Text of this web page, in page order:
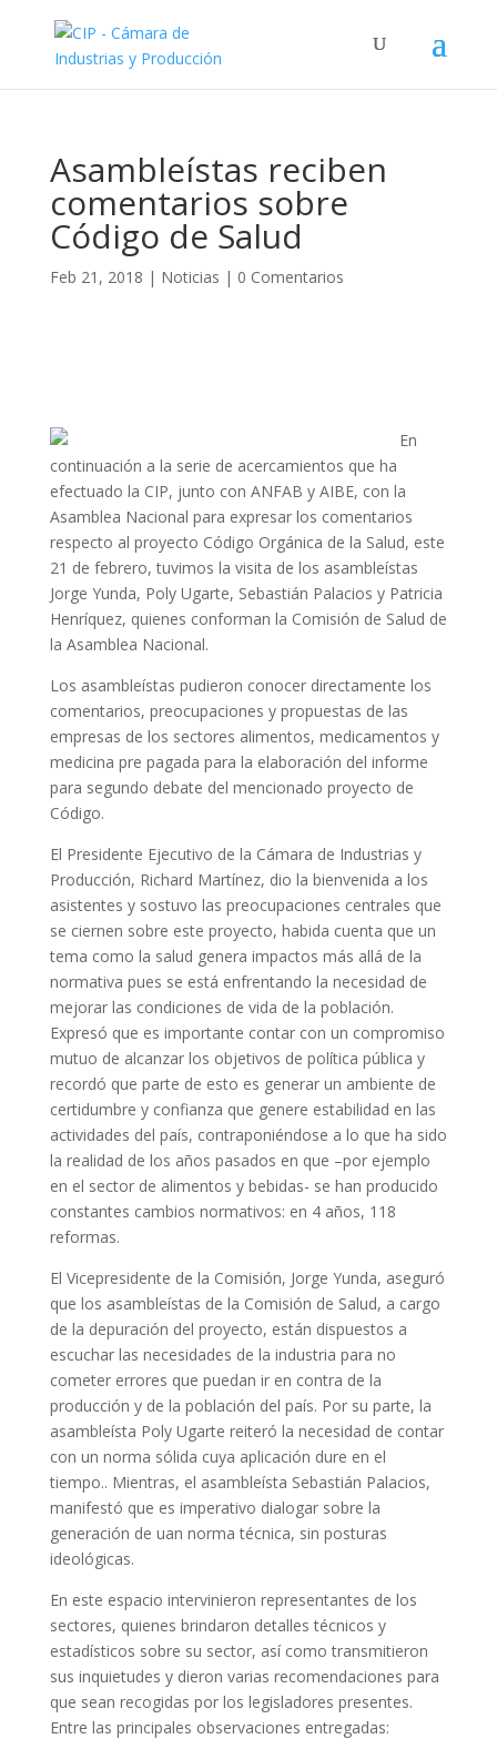
Asambleístas reciben
comentarios sobre
Código de Salud
Feb 21, 2018 | Noticias | 0 Comentarios
En
continuación a la serie de acercamientos que ha
efectuado la CIP, junto con ANFAB y AIBE, con la
Asamblea Nacional para expresar los comentarios
respecto al proyecto Código Orgánica de la Salud, este
21 de febrero, tuvimos la visita de los asambleístas
Jorge Yunda, Poly Ugarte, Sebastián Palacios y Patricia
Henríquez, quienes conforman la Comisión de Salud de
la Asamblea Nacional.
Los asambleístas pudieron conocer directamente los
comentarios, preocupaciones y propuestas de las
empresas de los sectores alimentos, medicamentos y
medicina pre pagada para la elaboración del informe
para segundo debate del mencionado proyecto de
Código.
El Presidente Ejecutivo de la Cámara de Industrias y
Producción, Richard Martínez, dio la bienvenida a los
asistentes y sostuvo las preocupaciones centrales que
se ciernen sobre este proyecto, habida cuenta que un
tema como la salud genera impactos más allá de la
normativa pues se está enfrentando la necesidad de
mejorar las condiciones de vida de la población.
Expresó que es importante contar con un compromiso
mutuo de alcanzar los objetivos de política pública y
recordó que parte de esto es generar un ambiente de
certidumbre y confianza que genere estabilidad en las
actividades del país, contraponiéndose a lo que ha sido
la realidad de los años pasados en que –por ejemplo
en el sector de alimentos y bebidas- se han producido
constantes cambios normativos: en 4 años, 118
reformas.
El Vicepresidente de la Comisión, Jorge Yunda, aseguró
que los asambleístas de la Comisión de Salud, a cargo
de la depuración del proyecto, están dispuestos a
escuchar las necesidades de la industria para no
cometer errores que puedan ir en contra de la
producción y de la población del país. Por su parte, la
asambleísta Poly Ugarte reiteró la necesidad de contar
con un norma sólida cuya aplicación dure en el
tiempo.. Mientras, el asambleísta Sebastián Palacios,
manifestó que es imperativo dialogar sobre la
generación de uan norma técnica, sin posturas
ideológicas.
En este espacio intervinieron representantes de los
sectores, quienes brindaron detalles técnicos y
estadísticos sobre su sector, así como transmitieron
sus inquietudes y dieron varias recomendaciones para
que sean recogidas por los legisladores presentes.
Entre las principales observaciones entregadas: